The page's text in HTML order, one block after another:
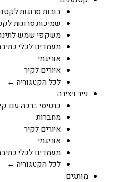
בובות סרוגות
שמיכות סרוגות
משקפי שמש
מעמדים לכלי
אוריגמי
איורים לקיר
לכל הקטגוריה ←
נייר ויצירה
כרטיסי ברכה עם
מחברות
איורים לקיר
אוריגמי
מעמדים לכלי
לכל הקטגוריה ←
מותגים